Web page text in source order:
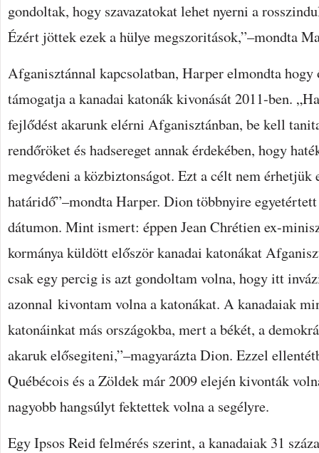
gondoltak, hogy szavazatokat lehet nyerni a
Ézért jöttek ezek a hülye megszoritások,”–mondta
Afganisztánnal kapcsolatban, Harper elmondta hogy
támogatja a kanadai katonák kivonását 2011-ben.
fejlődést akarunk elérni Afganisztánban, be kell
rendőröket és hadsereget annak érdekében, hogy
megvédeni a közbiztonságot. Ezt a célt nem érhetjük
határidő”–mondta Harper. Dion többnyire
dátumon. Mint ismert: éppen Jean Chrétien ex-
kormánya küldött először kanadai katonákat
csak egy percig is azt gondoltam volna, hogy itt
azonnal kivontam volna a katonákat. A kanadaiak
katonáinkat más országokba, mert a békét, a
akaruk elősegiteni,”–magyarázta Dion. Ezzel
Québécois és a Zöldek már 2009 elején kivonták
nagyobb hangsúlyt fektettek volna a segélyre.
Egy Ipsos Reid felmérés szerint, a kanadaiak 31